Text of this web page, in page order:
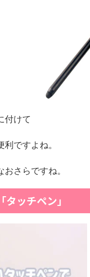
付けて
ですよね。
さらですね。
ッチペン」